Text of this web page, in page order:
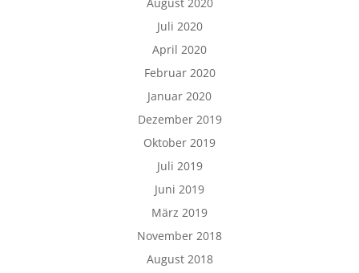
Juli 2020
April 2020
Februar 2020
Januar 2020
Dezember 2019
Oktober 2019
Juli 2019
Juni 2019
März 2019
November 2018
August 2018